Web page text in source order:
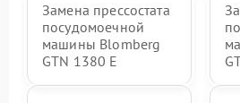
Замена прессостата
посудомоечной
машины Blomberg
GTN 1380 E